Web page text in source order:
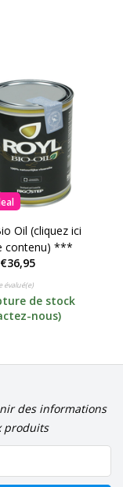
Oil (cliquez ici
contenu) ***
€36,95
évalué(e)
de stock
nous)
des informations
produits